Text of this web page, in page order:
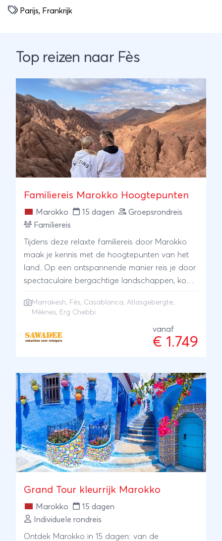
Parijs, Frankrijk
Top reizen naar Fès
Familiereis Marokko Hoogtepunten
Marokko 15 dagen
Groepsrondreis
Familiereis
Tijdens deze relaxte familiereis door Marokko
maak je kennis met de hoogtepunten van het
land. Op een ontspannende manier reis je door
spectaculaire bergachtige landschappen, kom
metershoge kloven en kun je uren ronddwalen
straatjes. Tijdens een bezoek aan de Erg
Chebbi woestijn maken we jeeptocht en een
in tenten in de buitenlucht. Marokko zal je
verrassen en dit alles op slechts een paar uur
vliegen!
Marrakesh, Fès, Casablanca, Atlasgebergte,
Mèknes, Erg Chebbi
vanaf
€ 1.749
Grand Tour kleurrijk Marokko
Marokko
15 dagen
Individuele rondreis
Ontdek Marokko in 15 dagen: van de